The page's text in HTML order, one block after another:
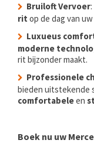
Bruiloft Vervoer
rit op de dag van
Luxueus
moderne
rit bijzonder maakt.
Professionele
bieden uitstekende
comfortabeleen
Boek nu uw